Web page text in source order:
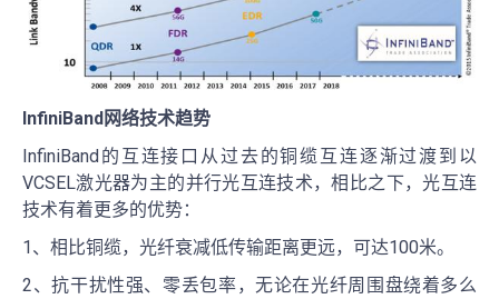
InfiniBand网络技术趋势
InfiniBand的互连接口从过去的铜缆互连逐渐过渡到以
VCSEL激光器为主的并行光互连技术，相比之下，光互连
技术有着更多的优势：
1、相比铜缆，光纤衰减低传输距离更远，可达100米。
2、抗干扰性强、零丢包率，无论在光纤周围盘绕着多么